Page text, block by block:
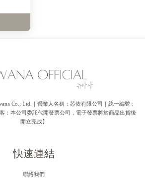
Co., Ltd.｜營業人名稱：芯依有限公司｜統一編號：
：本公司委託代開發票公司，電子發票將於商品出貨後
開立完成】
快速連結
聯絡我們